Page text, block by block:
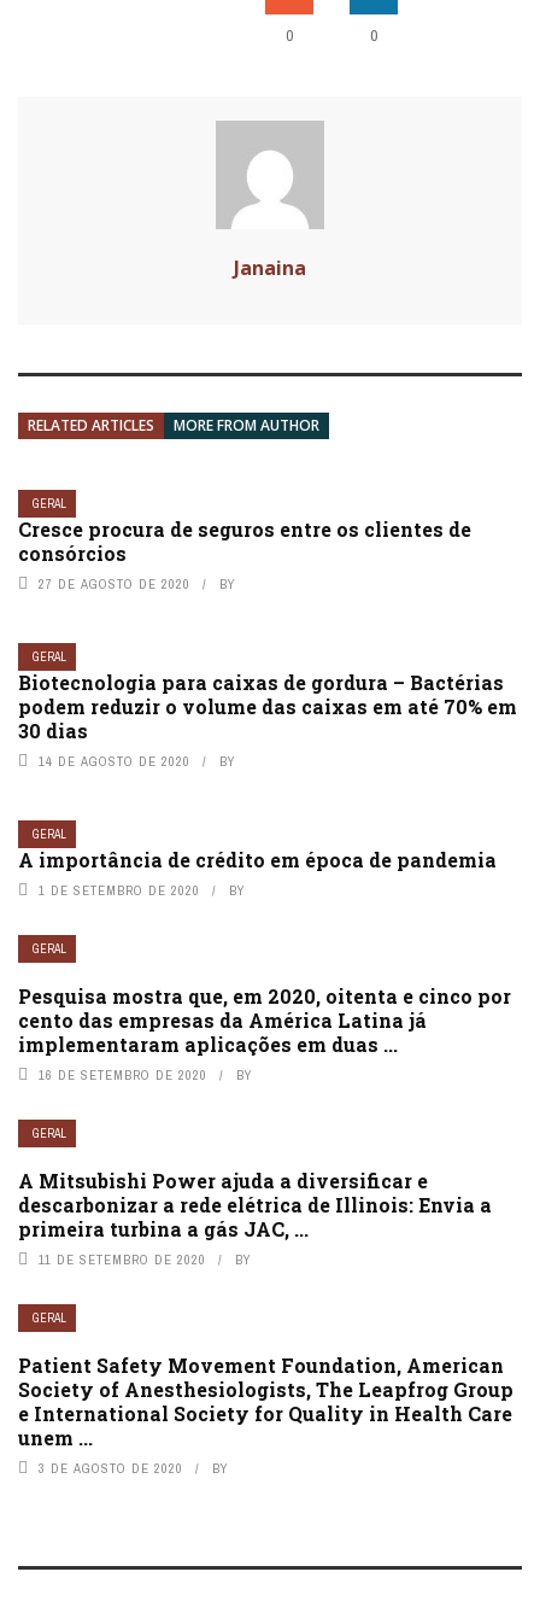
0 0
Janaina
RELATED ARTICLES MORE FROM AUTHOR
GERAL
Cresce procura de seguros entre os clientes de
consórcios
27 DE AGOSTO DE 2020 BY
GERAL
Biotecnologia para caixas de gordura – Bactérias
podem reduzir o volume das caixas em até 70% em
30 dias
14 DE AGOSTO DE 2020 BY
GERAL
A importância de crédito em época de pandemia
1 DE SETEMBRO DE 2020 BY
GERAL
Pesquisa mostra que, em 2020, oitenta e cinco por
cento das empresas da América Latina já
implementaram aplicações em duas ...
16 DE SETEMBRO DE 2020 BY
GERAL
A Mitsubishi Power ajuda a diversificar e
descarbonizar a rede elétrica de Illinois: Envia a
primeira turbina a gás JAC, ...
11 DE SETEMBRO DE 2020 BY
GERAL
Patient Safety Movement Foundation, American
Society of Anesthesiologists, The Leapfrog Group
e International Society for Quality in Health Care
unem ...
3 DE AGOSTO DE 2020 BY